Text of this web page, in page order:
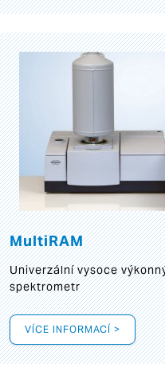
MultiRAM
Univerzální vysoce
spektrometr
VÍCE INFORMACÍ >